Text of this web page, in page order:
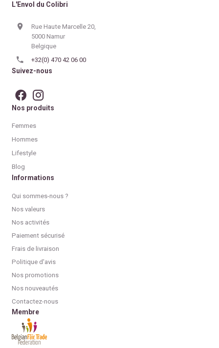
L'Envol du Colibri
Rue Haute Marcelle 20,
5000 Namur
Belgique
+32(0) 470 42 06 00
Suivez-nous
Nos produits
Femmes
Hommes
Lifestyle
Blog
Informations
Qui sommes-nous ?
Nos valeurs
Nos activités
Paiement sécurisé
Frais de livraison
Politique d'avis
Nos promotions
Nos nouveautés
Contactez-nous
Membre